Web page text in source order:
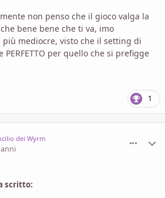
non penso che il gioco valga la
bene bene che ti va, imo
più mediocre, visto che il setting di
per quello che si prefigge
1
dei Wyrm
scritto: